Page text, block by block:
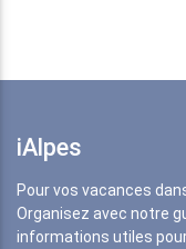
iAlpes
Pour vos vacances
Organisez avec notre
informations utiles